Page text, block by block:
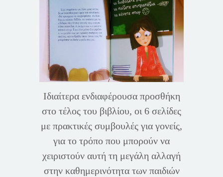
Ιδιαίτερα ενδιαφέρουσα προσθήκη
στο τέλος του βιβλίου, οι 6 σελίδες
με πρακτικές συμβουλές για γονείς,
για το τρόπο που μπορούν να
χειριστούν αυτή τη μεγάλη αλλαγή
στην καθημερινότητα των παιδιών